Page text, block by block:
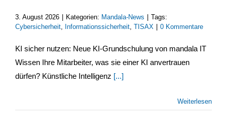
3. August 2026 | Kategorien: Mandala-News | Tags:
Cybersicherheit Informationssicherheit TISAX | 0 Kommentare
KI sicher nutzen: Neue KI-Grundschulung von mandala IT
Wissen Ihre Mitarbeiter, was sie einer KI anvertrauen
dürfen? Künstliche Intelligenz [...]
Weiterlesen